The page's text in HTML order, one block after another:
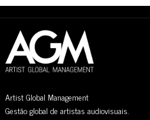
Artist Global Management
Gestão global de artistas audiovisuais.